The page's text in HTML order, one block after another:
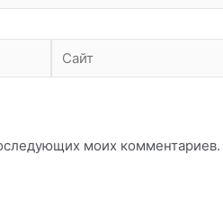
Сайт
моих комментариев.